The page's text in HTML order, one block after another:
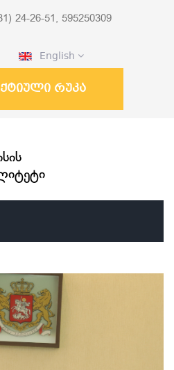
24-26-51, 595250309
English
რუკა